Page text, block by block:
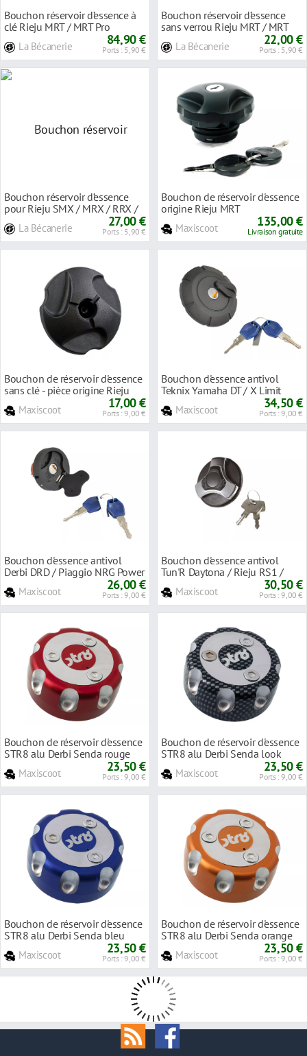
Bouchon réservoir d’essence à
clé Rieju MRT / MRT Pro
La Bécanerie 84,90 €
Ports : 5,90 €
Bouchon réservoir d’essence
sans verrou Rieju MRT / MRT
La Bécanerie 22,00 €
Ports : 5,90 €
Bouchon réservoir d’essence
pour Rieju SMX / MRX / RRX /
La Bécanerie 27,00 €
Ports : 5,90 €
Bouchon de réservoir d'essence
origine Rieju MRT
Maxiscoot 135,00 €
Livraison gratuite
Bouchon de réservoir d'essence
sans clé - pièce origine Rieju
Maxiscoot 17,00 €
Ports : 9,00 €
Bouchon d'essence antivol
Teknix Yamaha DT / X Limit
Maxiscoot 34,50 €
Ports : 9,00 €
Bouchon d'essence antivol
Derbi DRD / Piaggio NRG Power
Maxiscoot 26,00 €
Ports : 9,00 €
Bouchon d'essence antivol
Tun'R Daytona / Rieju RS1 /
Maxiscoot 30,50 €
Ports : 9,00 €
Bouchon de réservoir d'essence
STR8 alu Derbi Senda rouge
Maxiscoot 23,50 €
Ports : 9,00 €
Bouchon de réservoir d'essence
STR8 alu Derbi Senda look
Maxiscoot 23,50 €
Ports : 9,00 €
Bouchon de réservoir d'essence
STR8 alu Derbi Senda bleu
Maxiscoot 23,50 €
Ports : 9,00 €
Bouchon de réservoir d'essence
STR8 alu Derbi Senda orange
Maxiscoot 23,50 €
Ports : 9,00 €